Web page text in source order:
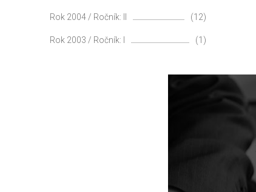
Rok 2004 / Ročník: II (12)
Rok 2003 / Ročník: I (1)